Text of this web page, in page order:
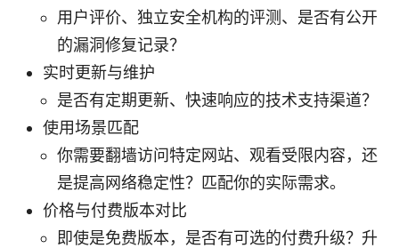
用户评价、独立安全机构的评测、是否有公开
的漏洞修复记录？
实时更新与维护
是否有定期更新、快速响应的技术支持渠道？
使用场景匹配
你需要翻墙访问特定网站、观看受限内容，还
是提高网络稳定性？匹配你的实际需求。
价格与付费版本对比
即使是免费版本，是否有可选的付费升级？升